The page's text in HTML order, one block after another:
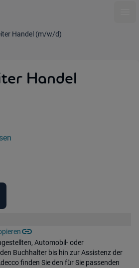
Handel (m/w/d)
Handel
teilen
Automobil- oder
Buchhalter bis hin zur Assistenz der
finden Sie den für Sie passenden